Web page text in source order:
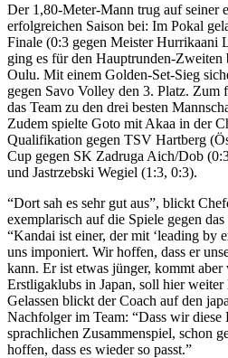
Der 1,80-Meter-Mann trug auf seiner
erfolgreichen Saison bei: Im Pokal
Finale (0:3 gegen Meister Hurrikaani
ging es für den Hauptrunden-
Oulu. Mit einem Golden-Set-Sieg
gegen Savo Volley den 3. Platz.
das Team zu den drei besten
Zudem spielte Goto mit Akaa in der
Qualifikation gegen TSV Hartberg
Cup gegen SK Zadruga Aich/Dob
und Jastrzebski Wegiel (1:3, 0:3).
“Dort sah es sehr gut aus”, blickt
exemplarisch auf die Spiele gegen
“Kandai ist einer, der mit ‘leading by
uns imponiert. Wir hoffen, dass er
kann. Er ist etwas jünger, kommt aber
Erstligaklubs in Japan, soll hier weiter
Gelassen blickt der Coach auf den
Nachfolger im Team: “Dass wir diese
sprachlichen Zusammenspiel, schon
hoffen, dass es wieder so passt.”